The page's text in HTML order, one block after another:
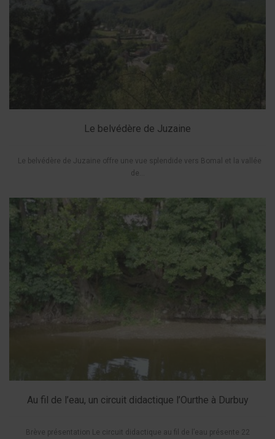
Le belvédère de Juzaine
Le belvédère de Juzaine offre une vue splendide vers Bomal et la vallée
de...
Au fil de l’eau, un circuit didactique l’Ourthe à Durbuy
Brève présentation Le circuit didactique au fil de l’eau présente 22